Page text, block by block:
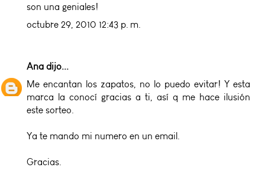
son una geniales!
octubre 29, 2010 12:43 p. m.
Ana dijo...
Me encantan los zapatos, no lo puedo evitar! Y esta
marca la conocí gracias a ti, así q me hace ilusión
este sorteo.
Ya te mando mi numero en un email.
Gracias.